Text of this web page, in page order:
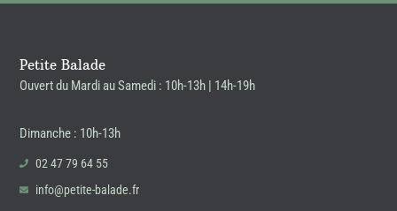
Petite Balade
Ouvert du Mardi au Samedi : 10h-13h | 14h-19h
Dimanche : 10h-13h
02 47 79 64 55
info@petite-balade.fr